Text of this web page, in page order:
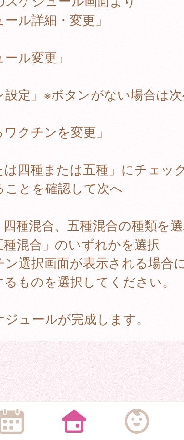
ール詳細・変更」
ール変更」
設定」※ボタンがない場合は
ワクチンを変更」
は四種または五種」にチェッ
ことを確認して次へ
種混合、五種混合の種類を
混合」のいずれかを選択
ン選択画面が表示される場合
ものを選択してください。
ュールが完成します。